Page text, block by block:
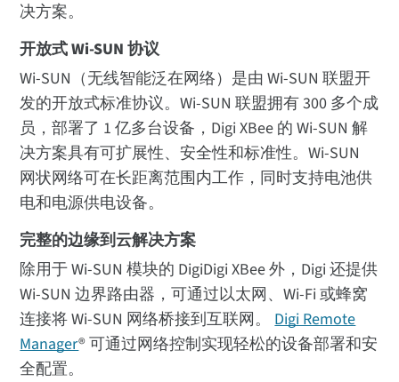
决方案。
开放式 Wi-SUN 协议
Wi-SUN（无线智能泛在网络）是由 Wi-SUN 联盟开
发的开放式标准协议。Wi-SUN 联盟拥有 300 多个成
员，部署了 1 亿多台设备，Digi XBee 的 Wi-SUN 解
决方案具有可扩展性、安全性和标准性。Wi-SUN
网状网络可在长距离范围内工作，同时支持电池供
电和电源供电设备。
完整的边缘到云解决方案
除用于 Wi-SUN 模块的 DigiDigi XBee 外，Digi 还提供
Wi-SUN 边界路由器，可通过以太网、Wi-Fi 或蜂窝
连接将 Wi-SUN 网络桥接到互联网。Digi Remote
Manager® 可通过网络控制实现轻松的设备部署和安
全配置。